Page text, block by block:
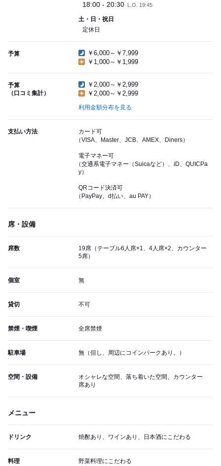
18:00 - 20:30 L.O. 19:45
土・日・祝日
定休日
予算
￥6,000～￥7,999
￥1,000～￥1,999
予算
（口コミ集計）
￥2,000～￥2,999
￥2,000～￥2,999
利用金額分布を見る
支払い方法
カード可
（VISA、Master、JCB、AMEX、Diners）
電子マネー可
（交通系電子マネー（Suicaなど）、iD、QUICPa
y）
QRコード決済可
（PayPay、d払い、au PAY）
席・設備
席数
19席（テーブル6人席×1、4人席×2、カウンター
5席）
個室 無
貸切 不可
禁煙・喫煙 全席禁煙
駐車場 無（但し、周辺にコインパークあり。）
空間・設備
オシャレな空間、落ち着いた空間、カウンター
席あり
メニュー
ドリンク 焼酎あり、ワインあり、日本酒にこだわる
料理 野菜料理にこだわる